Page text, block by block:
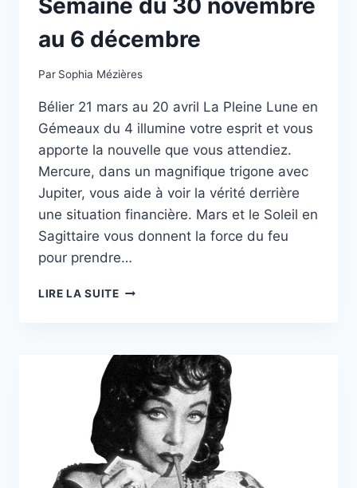
au 6 décembre
Par Sophia Mézières
Bélier 21 mars au 20 avril La Pleine Lune en
Gémeaux du 4 illumine votre esprit et vous
apporte la nouvelle que vous attendiez.
Mercure, dans un magnifique trigone avec
Jupiter, vous aide à voir la vérité derrière
une situation financière. Mars et le Soleil en
Sagittaire vous donnent la force du feu
pour prendre…
LIRE LA SUITEHOROSCOPE
SEMAINE
30
NOVEMBRE
AU
DÉCEMBRE